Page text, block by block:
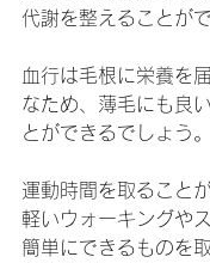
代謝を整えることが
血行は毛根に栄養を
なため、薄毛にも良
とができるでしょう。
運動時間を取ること
軽いウォーキングや
簡単にできるものを